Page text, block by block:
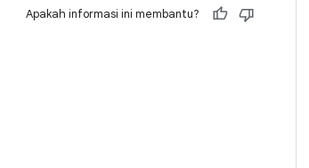
Apakah informasi ini membantu?